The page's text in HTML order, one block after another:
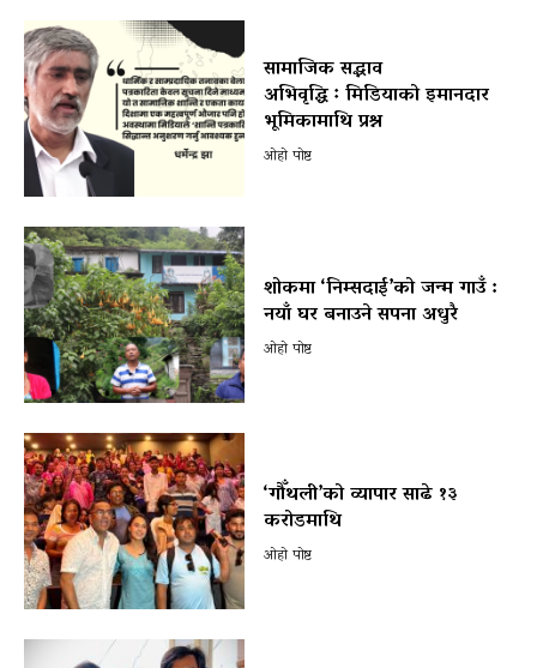
सामाजिक सद्भाव
अभिवृद्धि ः मिडियाको इमानदार
भूमिकामाथि प्रश्न
ओहो पोष्ट
शोकमा ‘निम्सदाई’को जन्म गाउँ :
नयाँ घर बनाउने सपना अधुरै
ओहो पोष्ट
‘गौँथली’को व्यापार साढे १३
करोडमाथि
ओहो पोष्ट